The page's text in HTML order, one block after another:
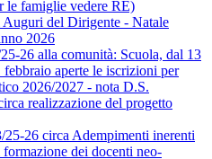
le famiglie vedere RE)
Auguri del Dirigente - Natale
2026
26 alla comunità: Scuola, dal 13
febbraio aperte le iscrizioni per
2026/2027 - nota D.S.
realizzazione del progetto
25-26 circa Adempimenti inerenti
dei docenti neo-